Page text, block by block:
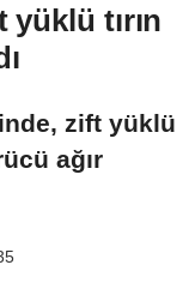
tırın
zift yüklü
ağır